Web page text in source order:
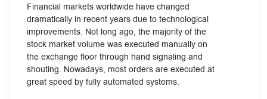
Financial markets worldwide have changed
dramatically in recent years due to technological
improvements. Not long ago, the majority of the
stock market volume was executed manually on
the exchange floor through hand signaling and
shouting. Nowadays, most orders are executed at
great speed by fully automated systems.